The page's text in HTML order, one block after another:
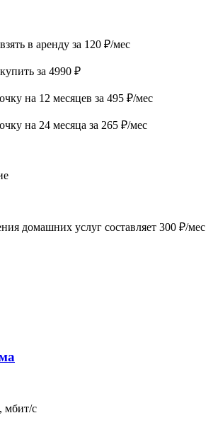
в аренду за 120 ₽/мес
за 4990 ₽
на 12 месяцев за 495 ₽/мес
на 24 месяца за 265 ₽/мес
домашних услуг составляет 300 ₽/мес
мбит/с